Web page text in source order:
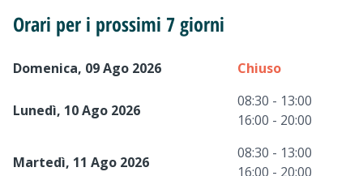
Orari per i prossimi 7 giorni
Domenica, 09 Ago 2026 Chiuso
Lunedì, 10 Ago 2026
08:30 - 13:00
16:00 - 20:00
Martedì, 11 Ago 2026
08:30 - 13:00
16:00 - 20:00